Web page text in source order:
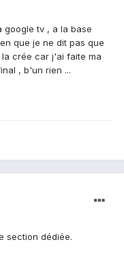
google tv , a la base
que je ne dit pas que
crée car j'ai faite ma
, b'un rien ...
section dédiée.